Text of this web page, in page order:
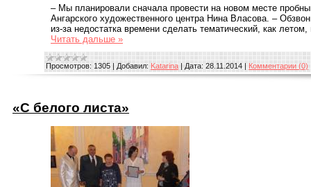
– Мы планировали сначала провести на новом месте
Ангарского художественного центра Нина Власова. –
из-за недостатка времени сделать тематический, как
Читать дальше »
Просмотров: 1305 | Добавил: Katarina | Дата: 28.11.2014 | Комментарии (0)
«С белого листа»